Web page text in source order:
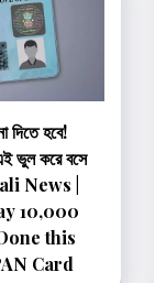
দিতে হবে!
ভুল করে বসে
News |
10,000
this
Card